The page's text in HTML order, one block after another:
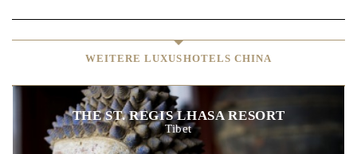
WEITERE LUXUSHOTELS CHINA
THE ST. REGIS LHASA RESORT
Tibet